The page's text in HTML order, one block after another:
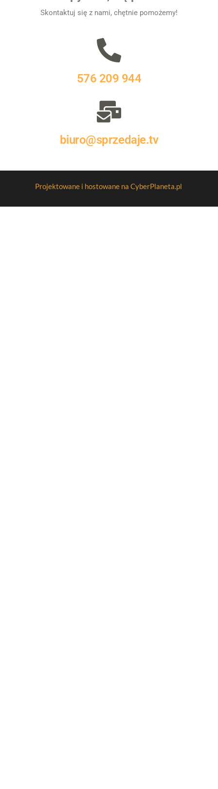
Skontaktuj się z nami, chętnie pomożemy!
576 209 944
biuro@sprzedaje.tv
Projektowane i hostowane na CyberPlaneta.pl